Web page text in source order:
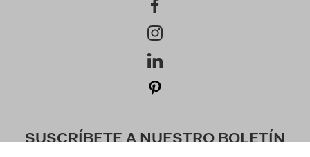
SUSCRÍBETE A NUESTRO BOLETÍN